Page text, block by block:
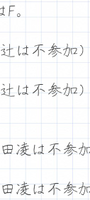
。
は不参加）
は不参加
凌は不参加
凌は不参